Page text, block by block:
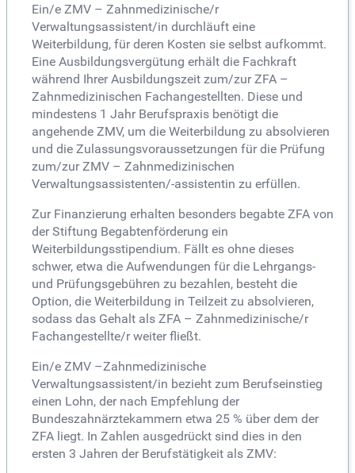
Ein/e ZMV – Zahnmedizinische/r
Verwaltungsassistent/in durchläuft eine
Weiterbildung, für deren Kosten sie selbst aufkommt.
Eine Ausbildungsvergütung erhält die Fachkraft
während Ihrer Ausbildungszeit zum/zur ZFA –
Zahnmedizinischen Fachangestellten. Diese und
mindestens 1 Jahr Berufspraxis benötigt die
angehende ZMV, um die Weiterbildung zu absolvieren
und die Zulassungsvoraussetzungen für die Prüfung
zum/zur ZMV – Zahnmedizinischen
Verwaltungsassistenten/-assistentin zu erfüllen.
Zur Finanzierung erhalten besonders begabte ZFA von
der Stiftung Begabtenförderung ein
Weiterbildungsstipendium. Fällt es ohne dieses
schwer, etwa die Aufwendungen für die Lehrgangs-
und Prüfungsgebühren zu bezahlen, besteht die
Option, die Weiterbildung in Teilzeit zu absolvieren,
sodass das Gehalt als ZFA – Zahnmedizinische/r
Fachangestellte/r weiter fließt.
Ein/e ZMV –Zahnmedizinische
Verwaltungsassistent/in bezieht zum Berufseinstieg
einen Lohn, der nach Empfehlung der
Bundeszahnärztekammern etwa 25 % über dem der
ZFA liegt. In Zahlen ausgedrückt sind dies in den
ersten 3 Jahren der Berufstätigkeit als ZMV: